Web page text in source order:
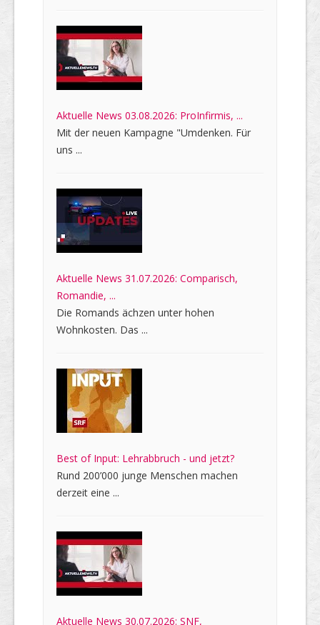
Aktuelle News 03.08.2026: ProInfirmis, ...
Mit der neuen Kampagne "Umdenken. Für
uns ...
Aktuelle News 31.07.2026: Comparisch,
Romandie, ...
Die Romands ächzen unter hohen
Wohnkosten. Das ...
Best of Input: Lehrabbruch - und jetzt?
Rund 200’000 junge Menschen machen
derzeit eine ...
Aktuelle News 30.07.2026: SNF,